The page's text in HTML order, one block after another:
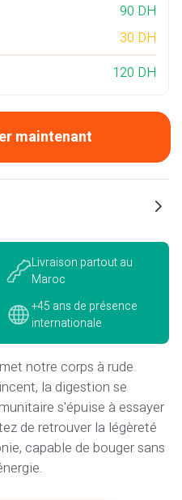
90 DH
30 DH
120 DH
maintenant
Livraison partout au
Maroc
+45 ans de présence
internationale
notre corps à rude
la digestion se
s'épuise à essayer
de retrouver la légèreté
capable de bouger sans